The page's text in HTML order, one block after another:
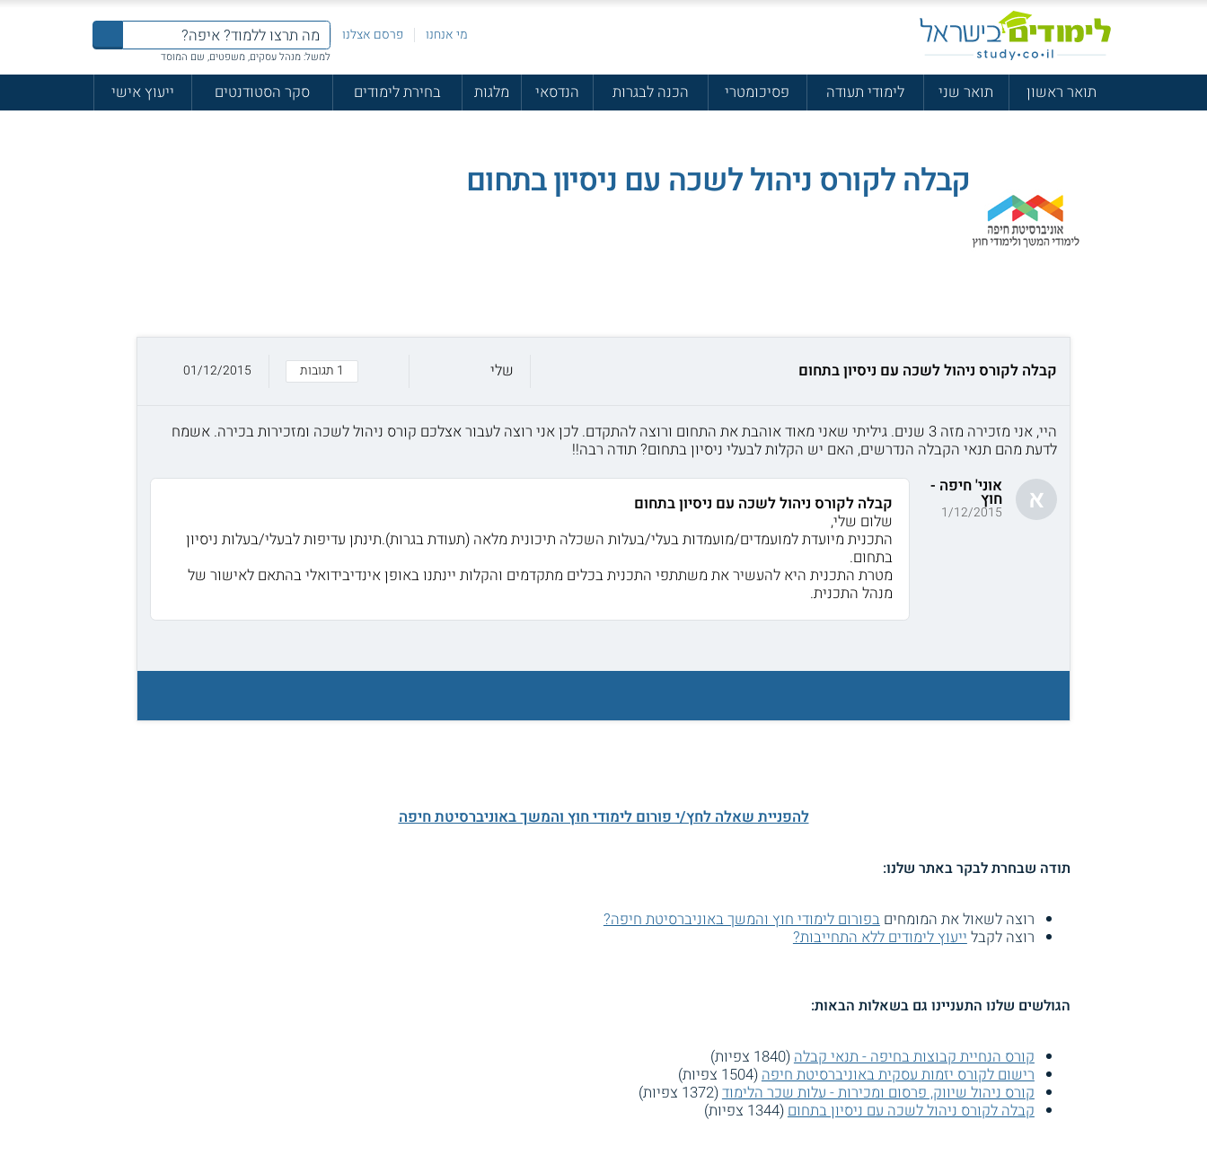
מי אנחנו פרסם אצלנו
למשל: מנהל עסקים, משפטים, שם המוסד
תואר ראשון תואר שני לימודי תעודה פסיכומטרי הכנה לבגרות הנדסאי מלגות בחירת לימודים סקר הסטודנטים ייעוץ אישי
קבלה לקורס ניהול לשכה עם ניסיון בתחום
קבלה לקורס ניהול לשכה עם ניסיון בתחום שלי 1 תגובות 01/12/2015
היי, אני מזכירה מזה 3 שנים. גיליתי שאני מאוד אוהבת את התחום ורוצה להתקדם. לכן אני רוצה לעבור אצלכם קורס ניהול לשכה ומזכירות בכירה. אשמח
לדעת מהם תנאי הקבלה הנדרשים, האם יש הקלות לבעלי ניסיון בתחום? תודה רבה!!
א אוני' חיפה -
חוץ
1/12/2015
קבלה לקורס ניהול לשכה עם ניסיון בתחום
שלום שלי,
התכנית מיועדת למועמדים/מועמדות בעלי/בעלות השכלה תיכונית מלאה (תעודת בגרות).תינתן עדיפות לבעלי/בעלות ניסיון
בתחום.
מטרת התכנית היא להעשיר את משתתפי התכנית בכלים מתקדמים והקלות יינתנו באופן אינדיבידואלי בהתאם לאישור של
מנהל התכנית.
להפניית שאלה לחץ/י פורום לימודי חוץ והמשך באוניברסיטת חיפה
תודה שבחרת לבקר באתר שלנו:
רוצה לשאול את המומחיםבפורום לימודי חוץ והמשך באוניברסיטת חיפה?
רוצה לקבל ייעוץ לימודים ללא התחייבות?
הגולשים שלנו התעניינו גם בשאלות הבאות:
קורס הנחיית קבוצות בחיפה - תנאי קבלה (1840 צפיות)
רישום לקורס יזמות עסקית באוניברסיטת חיפה (1504 צפיות)
קורס ניהול שיווק, פרסום ומכירות - עלות שכר הלימוד(1372 צפיות)
קבלה לקורס ניהול לשכה עם ניסיון בתחום (1344 צפיות)